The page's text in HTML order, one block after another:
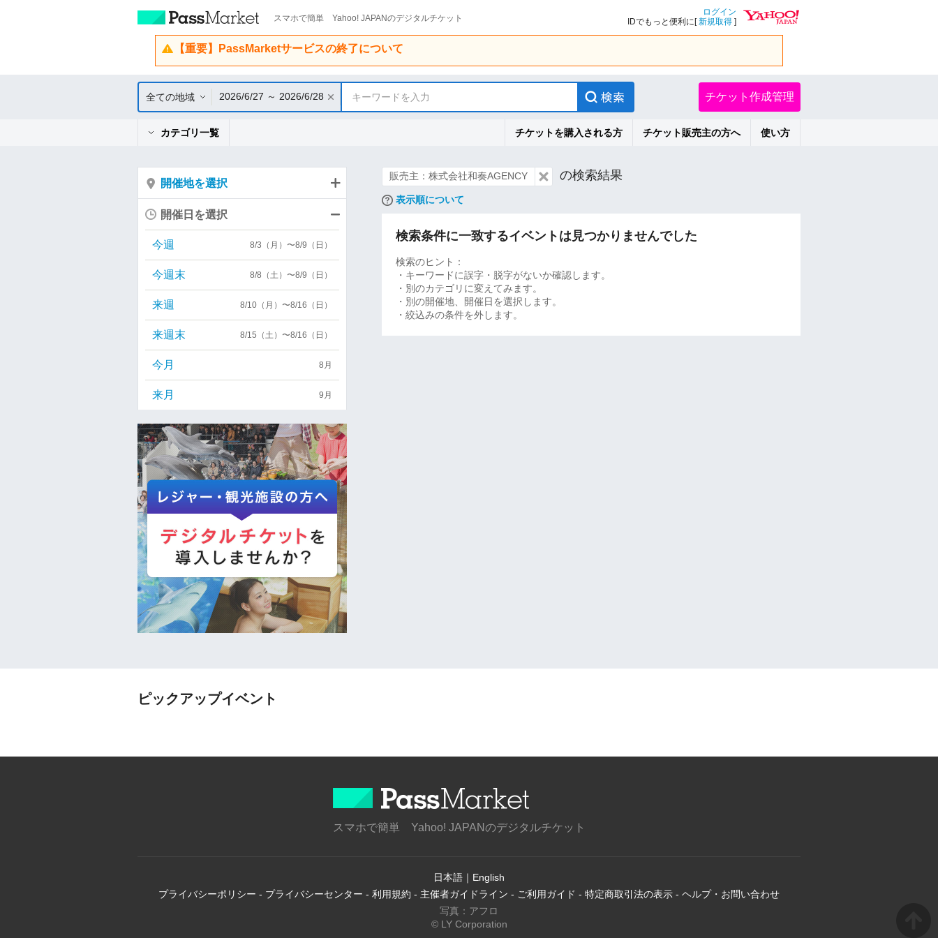
スマホで簡単 Yahoo! JAPANのデジタルチケット
ログイン
IDでもっと便利に[新規取得 ]
【重要】PassMarketサービスの終了について
全ての地域 2026/6/27 ～ 2026/6/28 キーワードを入力 チケット作成管理
カテゴリ一覧 チケットを購入される方 チケット販売主の方へ 使い方
販売主：株式会社和奏AGENCY の検索結果
表示順について
検索条件に一致するイベントは見つかりませんでした
検索のヒント：
・キーワードに誤字・脱字がないか確認します。
・別のカテゴリに変えてみます。
・別の開催地、開催日を選択します。
・絞込みの条件を外します。
開催地を選択
開催日を選択
今週 8/3（月）〜8/9（日）
今週末 8/8（土）〜8/9（日）
来週 8/10（月）〜8/16（日）
来週末 8/15（土）〜8/16（日）
今月 8月
来月 9月
ピックアップイベント
スマホで簡単 Yahoo! JAPANのデジタルチケット
日本語 ｜ English
プライバシーポリシー - プライバシーセンター - 利用規約 - 主催者ガイドライン - ご利用ガイド - 特定商取引法の表示 - ヘルプ・お問い合わせ
写真：アフロ
© LY Corporation